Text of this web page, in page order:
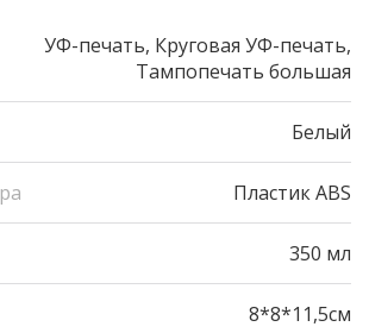
УФ-печать, Круговая УФ-печать,
Тампопечать большая
Белый
Пластик ABS
350 мл
8*8*11,5см